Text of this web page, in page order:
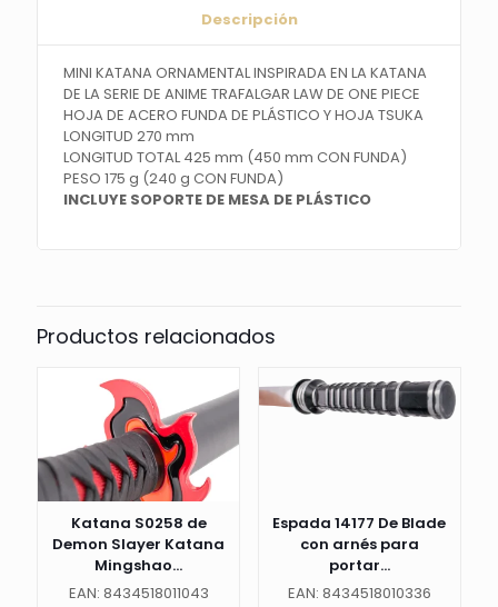
Descripción
MINI KATANA ORNAMENTALINSPIRADA EN LA KATANA
DE LASERIE DE ANIME TRAFALGAR LAW DE ONE PIECE
HOJADE ACERO FUNDA DE PLÁSTICO Y HOJA TSUKA
LONGITUD 270 mm
LONGITUD TOTAL 425 mm (450 mm CON FUNDA)
PESO 175 g (240 g CON FUNDA)
INCLUYE SOPORTE DE MESA DE PLÁSTICO
Productos relacionados
Katana S0258 de
Demon Slayer Katana
Mingshao...
EAN: 8434518011043
Espada 14177 De Blade
con arnés para
portar...
EAN: 8434518010336